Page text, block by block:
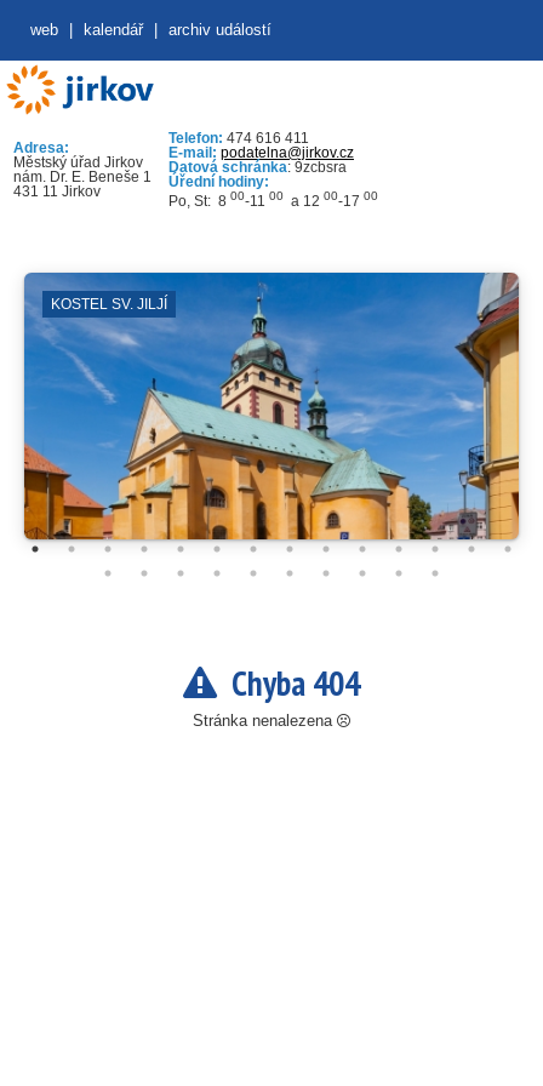
web kalendář archiv událostí
Adresa:
Městský úřad Jirkov
nám. Dr. E. Beneše 1
431 11 Jirkov
Telefon: 474 616 411
E-mail: podatelna@jirkov.cz
Datová schránka: 9zcbsra
Úřední hodiny:
Po, St: 8 00-11 00 a 12 00-17 00
KOSTEL SV. JILJÍ
Chyba 404
Stránka nenalezena